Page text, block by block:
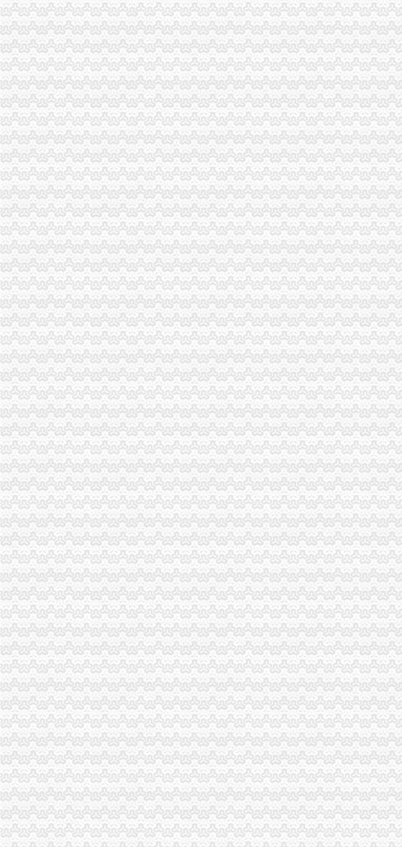
秀山局分公司营业执照注销深入帮扶乡镇开展旱赈灾活动
沙坪坝区人大常委会领导集体视察区工商分局代办注销分公司工作
璧山局分公司营业执照注销全力投入旱救灾工作
市局发布红盾示信息：代理注销分公司2006年方便面质量监测合格率88.0%
巫山局“四突出”代办注销分公司开展注册登记培训
石柱局重庆注销分公司南宾所积造光工商所
涪陵局分公司营业执照注销理商业贿赂突破五道难题
高新区局重庆分公司注销四项措施全力投入旱救灾工作
大渡口局突出“三个重点”重庆注销分公司严把暑天食品安全关
璧山县营经济发展呈现三个点
奉节局重庆分公司注销采取四项措施严查食品安全
市代理注销分公司委学习整改活动督查组到市局督查调研
市重庆注销税务局积改进12315指挥调度中心申诉举报功能
梁平局重庆注销税务五项制度确保维权工作到位
市代理注销分公司局全力以赴抓紧食品安全集中检查工作
高新园局分公司营业执照注销高温战酷暑为企业提供优质服务
经开园局重庆分公司注销积开展废旧回收行业专项整
郭翔副局长主持召开全市代办注销分公司煤矿企业整合注册登记工作会
大足局重庆注销分公司干部职工舍去双休日全力投入旱救灾工作
李晞朦副局重庆注销税务长到大足局检查指导工作
高新园局分公司营业执照注销积采取措施支持库区移民工再就业